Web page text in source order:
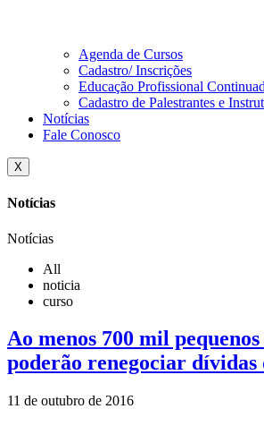
Agenda de Cursos
Cadastro/ Inscrições
Educação Profissional
Cadastro de Palestrantes e
Notícias
Fale Conosco
X
Notícias
Notícias
All
noticia
curso
Ao menos 700 mil pequenos
poderão renegociar dívidas
11 de outubro de 2016